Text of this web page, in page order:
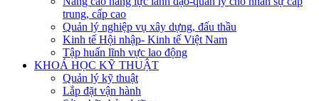
trung, cấp cao
Quản lý nghiệp vụ xây dựng, đấu thầu
Kinh tế Hội nhập- Kinh tế Việt Nam
Tập huấn lĩnh vực lao động
KHOÁ HỌC KỸ THUẬT
Quản lý kỹ thuật
Lắp đặt vận hành